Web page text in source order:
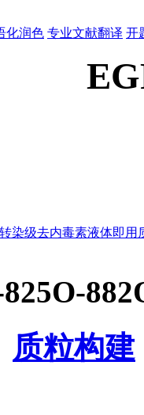
化润色 专业文献翻译 开
转染级去内毒素液体即用
质粒构建